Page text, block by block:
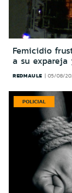
Femicidio
a su expareja
REDMAULE 05/08/
POLICIAL